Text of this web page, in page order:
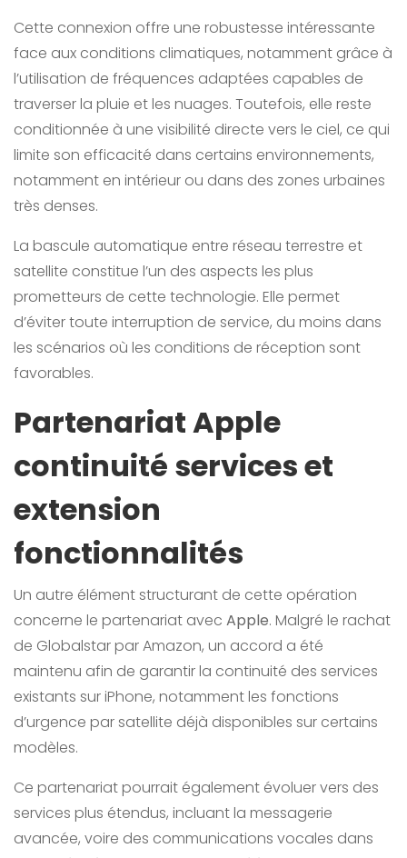
Cette connexion offre une robustesse intéressante
face aux conditions climatiques, notamment grâce à
l’utilisation de fréquences adaptées capables de
traverser la pluie et les nuages. Toutefois, elle reste
conditionnée à une visibilité directe vers le ciel, ce qui
limite son efficacité dans certains environnements,
notamment en intérieur ou dans des zones urbaines
très denses.
La bascule automatique entre réseau terrestre et
satellite constitue l’un des aspects les plus
prometteurs de cette technologie. Elle permet
d’éviter toute interruption de service, du moins dans
les scénarios où les conditions de réception sont
favorables.
Partenariat Apple
continuité services et
extension
fonctionnalités
Un autre élément structurant de cette opération
concerne le partenariat avec Apple. Malgré le rachat
de Globalstar par Amazon, un accord a été
maintenu afin de garantir la continuité des services
existants sur iPhone, notamment les fonctions
d’urgence par satellite déjà disponibles sur certains
modèles.
Ce partenariat pourrait également évoluer vers des
services plus étendus, incluant la messagerie
avancée, voire des communications vocales dans